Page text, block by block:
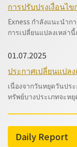
การปรับปรุงเงื่อนไ
Exness กำลังแนะนำก
การเปลี่ยนแปลงเหล่า
01.07.2025
ประกาศเปลี่ยนแปล
เนื่องจากวันหยุดวันปร
ทรัพย์บางประเภทจะห
Daily Report